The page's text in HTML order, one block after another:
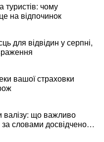
туристів: чому
на відпочинок
для відвідин у серпні,
вашої страховки
валізу: що важливо
за словами досвідченої